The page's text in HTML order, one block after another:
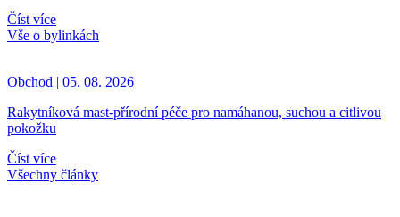
Číst více
Vše o bylinkách
Obchod | 05. 08. 2026
Rakytníková mast-přírodní péče pro namáhanou, suchou a citlivou
pokožku
Číst více
Všechny články